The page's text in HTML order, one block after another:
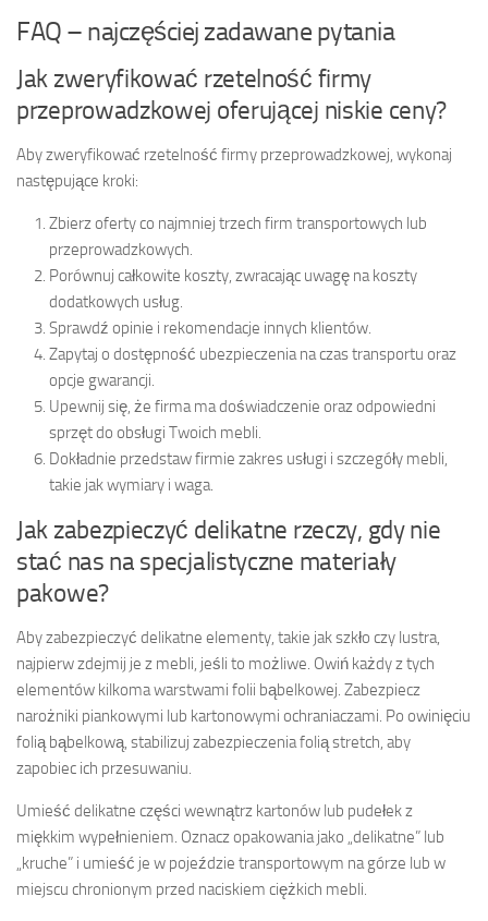
FAQ – najczęściej zadawane pytania
Jak zweryfikować rzetelność firmy
przeprowadzkowej oferującej niskie ceny?
Aby zweryfikować rzetelność firmy przeprowadzkowej, wykonaj
następujące kroki:
Zbierz oferty co najmniej trzech firm transportowych lub
przeprowadzkowych.
Porównuj całkowite koszty, zwracając uwagę na koszty
dodatkowych usług.
Sprawdź opinie i rekomendacje innych klientów.
Zapytaj o dostępność ubezpieczenia na czas transportu oraz
opcje gwarancji.
Upewnij się, że firma ma doświadczenie oraz odpowiedni
sprzęt do obsługi Twoich mebli.
Dokładnie przedstaw firmie zakres usługi i szczegóły mebli,
takie jak wymiary i waga.
Jak zabezpieczyć delikatne rzeczy, gdy nie
stać nas na specjalistyczne materiały
pakowe?
Aby zabezpieczyć delikatne elementy, takie jak szkło czy lustra,
najpierw zdejmij je z mebli, jeśli to możliwe. Owiń każdy z tych
elementów kilkoma warstwami folii bąbelkowej. Zabezpiecz
narożniki piankowymi lub kartonowymi ochraniaczami. Po owinięciu
folią bąbelkową, stabilizuj zabezpieczenia folią stretch, aby
zapobiec ich przesuwaniu.
Umieść delikatne części wewnątrz kartonów lub pudełek z
miękkim wypełnieniem. Oznacz opakowania jako „delikatne” lub
„kruche” i umieść je w pojeździe transportowym na górze lub w
miejscu chronionym przed naciskiem ciężkich mebli.